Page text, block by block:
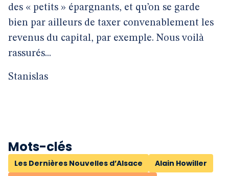
des « petits » épargnants, et qu’on se garde
bien par ailleurs de taxer convenablement les
revenus du capital, par exemple. Nous voilà
rassurés...
Stanislas
Mots-clés
Les Dernières Nouvelles d’Alsace
Alain Howiller